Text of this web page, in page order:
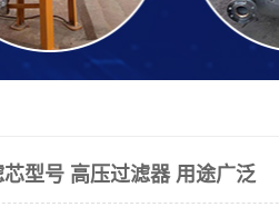
型号 高压过滤器 用途广泛